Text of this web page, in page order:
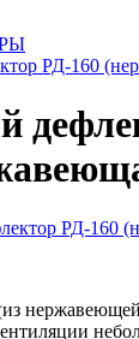
РД-160
из нержавеющей